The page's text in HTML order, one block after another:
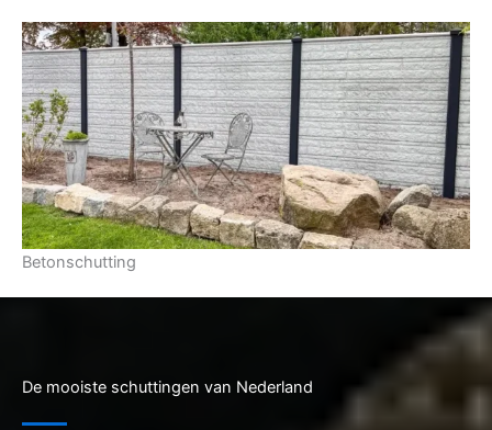
Betonschutting
De mooiste schuttingen van Nederland